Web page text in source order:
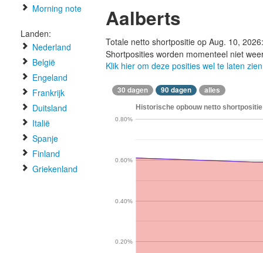
Morning note
Landen:
Nederland
België
Engeland
Frankrijk
Duitsland
Italië
Spanje
Finland
Griekenland
Aalberts
Totale netto shortpositie op Aug. 10,
Shortposities worden momenteel niet
Klik hier om deze posities wel te laten zien
30 dagen 90 dagen alles
Historische opbouw netto
0.20%
0.40%
0.60%
0.80%